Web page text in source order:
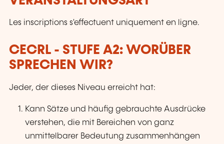
Les inscriptions s'effectuent uniquement en ligne.
CECRL - STUFE A2: WORÜBER
SPRECHEN WIR?
Jeder, der dieses Niveau erreicht hat:
Kann Sätze und häufig gebrauchte Ausdrücke
verstehen, die mit Bereichen von ganz
unmittelbarer Bedeutung zusammenhängen